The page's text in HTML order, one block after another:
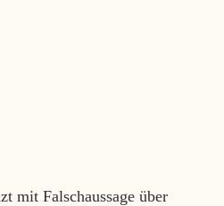
mit Falschaussage über